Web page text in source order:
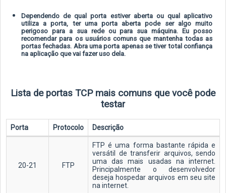
Dependendo de qual porta estiver aberta ou qual aplicativo
utiliza a porta, ter uma porta aberta pode ser algo muito
perigoso para a sua rede ou para sua máquina. Eu posso
recomendar para os usuários comuns que mantenha todas as
portas fechadas. Abra uma porta apenas se tiver total confiança
na aplicação que vai fazer uso dela.
Lista de portas TCP mais comuns que você pode
testar
Porta Protocolo Descrição
20-21 FTP
FTP é uma forma bastante rápida e
versátil de transferir arquivos, sendo
uma das mais usadas na internet.
Principalmente o desenvolvedor
deseja hospedar arquivos em seu site
na internet.